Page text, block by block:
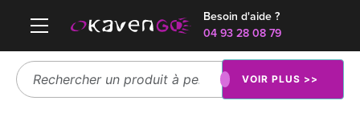
Besoin d'aide ?
04 93 28 08 79
VOIR PLUS >>